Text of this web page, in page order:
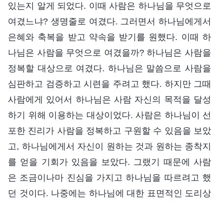
있는지 알게 되었다. 이때 사람은 하나님을 무엇으로
여겼느냐? 생명줄로 여겼다. 그러면서 하나님에게서
은혜와 축복을 받고 약속을 받기를 원했다. 이때 하
나님은 사람을 무엇으로 여겼을까? 하나님은 사람을
정복할 대상으로 여겼다. 하나님은 말씀으로 사람을
심판하고 검증하고 시련을 주려고 했다. 하지만 그때
사람에게 있어서 하나님은 사람 자신의 목적을 달성
하기 위해 이용하는 대상이었다. 사람은 하나님이 선
포한 진리가 사람을 정복하고 구원할 수 있음을 보았
고, 하나님에게서 자신이 원하는 것과 원하는 종착지
를 얻을 기회가 있음을 보았다. 그랬기 때문에 사람
은 조금이나마 진심을 가지고 하나님을 따르려고 했
던 것이다. 나중에는 하나님에 대한 표면적인 도리상